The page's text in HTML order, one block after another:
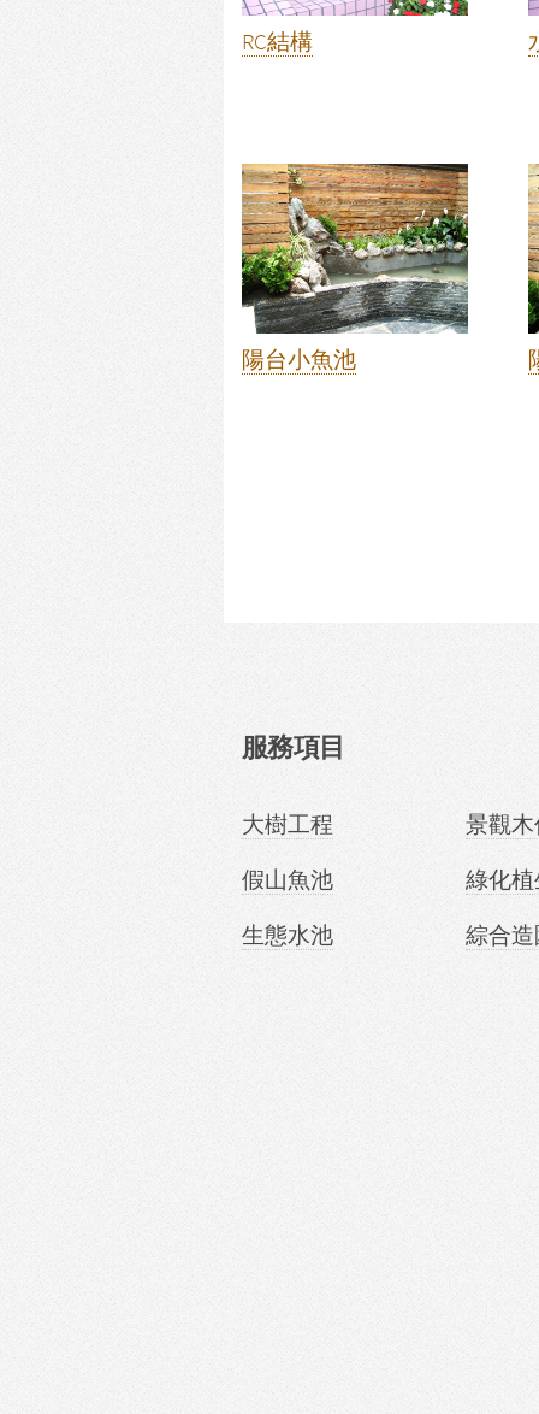
RC結構
陽台小魚池
服務項目
大樹工程
假山魚池
生態水池
景觀木
綠化植
綜合造